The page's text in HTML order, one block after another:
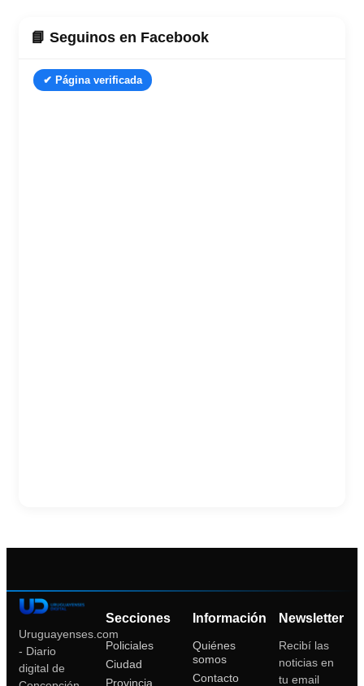
📘 Seguinos en Facebook
✔ Página verificada
Uruguayenses.com
- Diario
digital de
Secciones
Policiales
Ciudad
Provincia
Información
Quiénes
somos
Contacto
Newsletter
Recibí las
noticias en
tu email